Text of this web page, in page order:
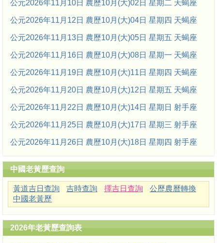
公元2026年11月10日 農歷10月(大)02日 星期二 天蝎座
公元2026年11月12日 農歷10月(大)04日 星期四 天蝎座
公元2026年11月13日 農歷10月(大)05日 星期五 天蝎座
公元2026年11月16日 農歷10月(大)08日 星期一 天蝎座
公元2026年11月19日 農歷10月(大)11日 星期四 天蝎座
公元2026年11月20日 農歷10月(大)12日 星期五 天蝎座
公元2026年11月22日 農歷10月(大)14日 星期日 射手座
公元2026年11月25日 農歷10月(大)17日 星期三 射手座
公元2026年11月26日 農歷10月(大)18日 星期四 射手座
中國老黃歷查詢
黃道吉日查詢 吉時查詢 擇吉日查詢
公歷農曆轉換
中國老黃歷
2026年老黃歷查詢表